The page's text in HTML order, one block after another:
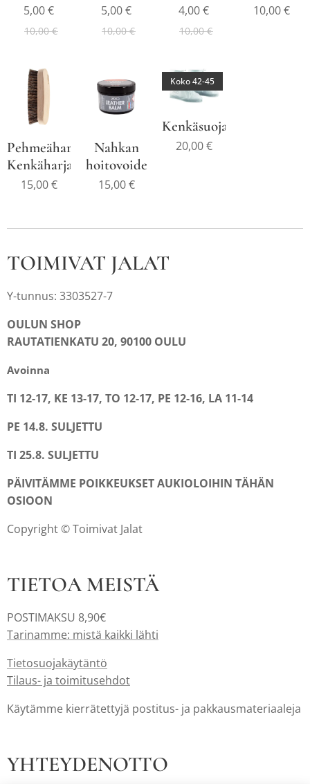
5,00€
10,00€
5,00€
10,00€
4,00€
10,00€
10,00€
Pehmeäharjaksinen
Kenkäharja
15,00€
Nahkan
hoitovoide
15,00€
Kenkäsuojat
Koko 42-45
20,00€
TOIMIVAT JALAT
Y-tunnus: 3303527-7
OULUN SHOP
RAUTATIENKATU 20, 90100 OULU
Avoinna
TI 12-17, KE 13-17, TO 12-17, PE 12-16, LA 11-14
PE 14.8. SULJETTU
TI 25.8. SULJETTU
PÄIVITÄMME POIKKEUKSET AUKIOLOIHIN TÄHÄN
OSIOON
Copyright © Toimivat Jalat
TIETOA MEISTÄ
POSTIMAKSU 8,90€
Tarinamme: mistä kaikki lähti
Tietosuojakäytäntö
Tilaus- ja toimitusehdot
Käytämme kierrätettyjä postitus- ja pakkausmateriaaleja
YHTEYDENOTTO